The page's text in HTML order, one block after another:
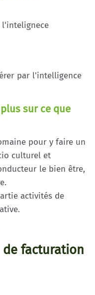
l'intelignece
par l'intelligence
sur ce que
pour y faire un
culturel et
le bien être,
activités de
facturation